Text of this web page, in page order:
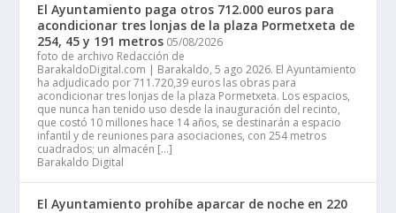
El Ayuntamiento paga otros 712.000 euros para
acondicionar tres lonjas de la plaza Pormetxeta de
254, 45 y 191 metros 05/08/2026
foto de archivo Redacción de
BarakaldoDigital.com | Barakaldo, 5 ago 2026. El Ayuntamiento
ha adjudicado por 711.720,39 euros las obras para
acondicionar tres lonjas de la plaza Pormetxeta. Los espacios,
que nunca han tenido uso desde la inauguración del recinto,
que costó 10 millones hace 14 años, se destinarán a espacio
infantil y de reuniones para asociaciones, con 254 metros
cuadrados; un almacén […]
Barakaldo Digital
El Ayuntamiento prohíbe aparcar de noche en 220